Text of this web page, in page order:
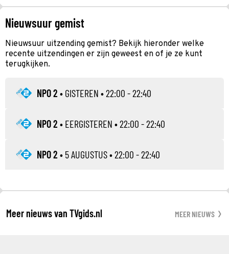
Nieuwsuur gemist
Nieuwsuur uitzending gemist? Bekijk hieronder welke
recente uitzendingen er zijn geweest en of je ze kunt
terugkijken.
NPO 2 • GISTEREN • 22:00 - 22:40
NPO 2 • EERGISTEREN • 22:00 - 22:40
NPO 2 • 5 AUGUSTUS• 22:00 - 22:40
Meer nieuws van TVgids.nl MEER NIEUWS